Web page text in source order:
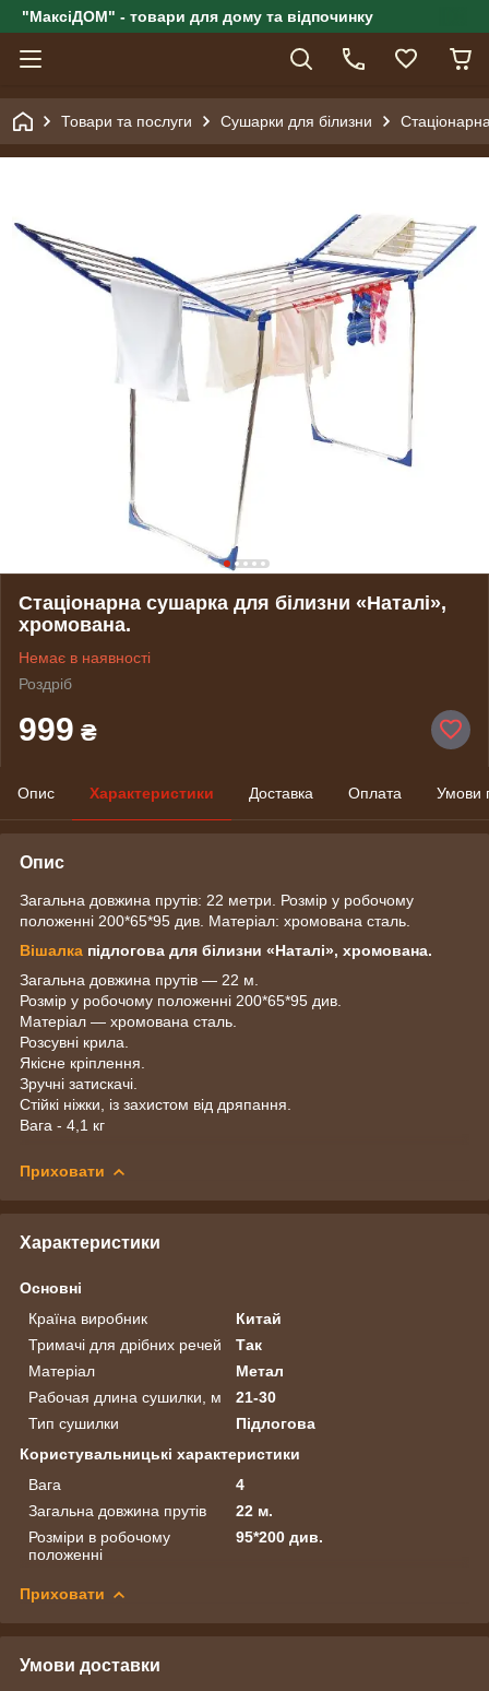
"МаксіДОМ" - товари для дому та відпочинку
Товари та послуги Сушарки для білизни
Стаціонарна сушарка для білизни «Наталі»,
хромована.
Немає в наявності
Роздріб
999 ₴
Опис Характеристики Доставка Оплата Умови
Опис
Загальна довжина прутів: 22 метри. Розмір у робочому
положенні 200*65*95 див. Матеріал: хромована сталь.
Вішалка підлогова для білизни «Наталі», хромована.
Загальна довжина прутів — 22 м.
Розмір у робочому положенні 200*65*95 див.
Матеріал — хромована сталь.
Розсувні крила.
Якісне кріплення.
Зручні затискачі.
Стійкі ніжки, із захистом від дряпання.
Вага - 4,1 кг
Приховати
Характеристики
Основні
Країна виробник
Китай
Тримачі для дрібних речей
Так
Матеріал
Метал
Рабочая длина сушилки, м
21-30
Тип сушилки
Підлогова
Користувальницькі характеристики
Вага
4
Загальна довжина прутів
22 м.
Розміри в робочому
положенні
95*200 див.
Приховати
Умови доставки